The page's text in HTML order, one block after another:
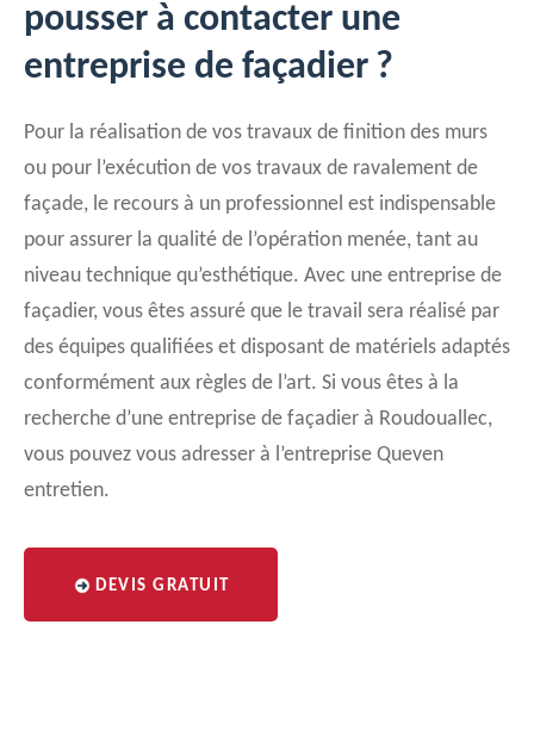
pousser à contacter une
entreprise de façadier ?
Pour la réalisation de vos travaux de finition des murs
ou pour l’exécution de vos travaux de ravalement de
façade, le recours à un professionnel est indispensable
pour assurer la qualité de l’opération menée, tant au
niveau technique qu’esthétique. Avec une entreprise de
façadier, vous êtes assuré que le travail sera réalisé par
des équipes qualifiées et disposant de matériels adaptés
conformément aux règles de l’art. Si vous êtes à la
recherche d’une entreprise de façadier à Roudouallec,
vous pouvez vous adresser à l’entreprise Queven
entretien.
DEVIS GRATUIT